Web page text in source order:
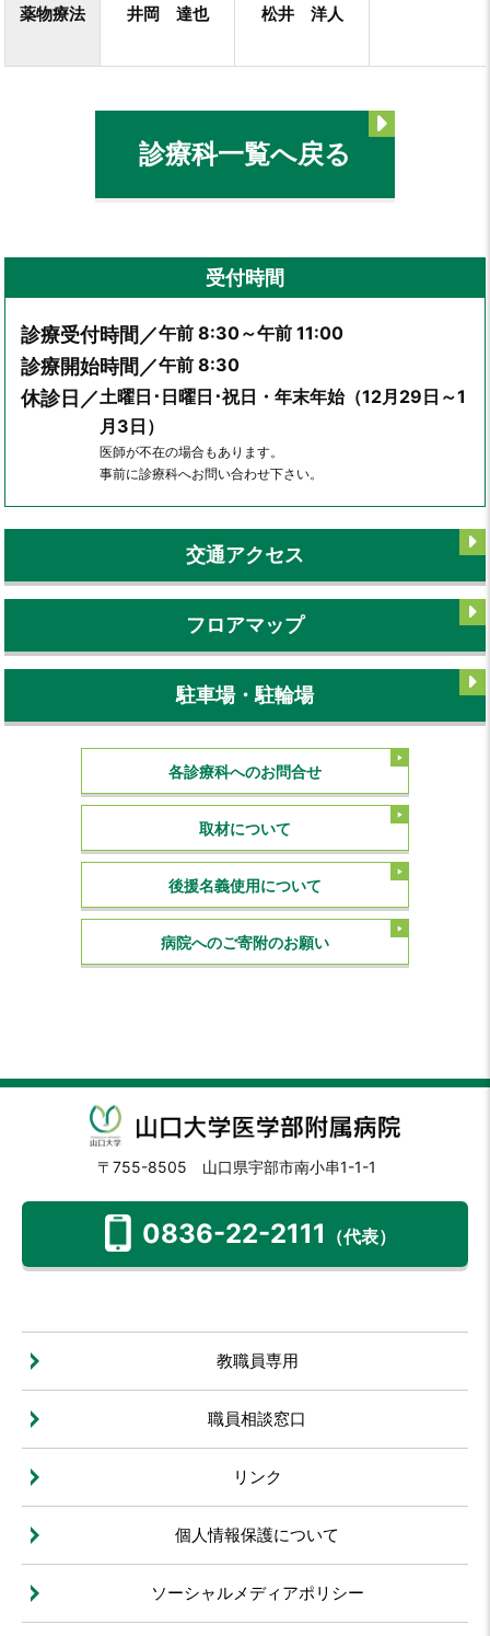
薬物療法 井岡 達也 松井 洋人
診療科一覧へ戻る
受付時間
診療受付時間／午前 8:30～午前 11:00
診療開始時間／午前 8:30
休診日／土曜日･日曜日･祝日・年末年始（12月29日～1
月3日）
医師が不在の場合もあります。
事前に診療科へお問い合わせ下さい。
交通アクセス
フロアマップ
駐車場・駐輪場
各診療科へのお問合せ
取材について
後援名義使用について
病院へのご寄附のお願い
〒755-8505 山口県宇部市南小串1-1-1
0836-22-2111 （代表）
教職員専用
職員相談窓口
リンク
個人情報保護について
ソーシャルメディアポリシー